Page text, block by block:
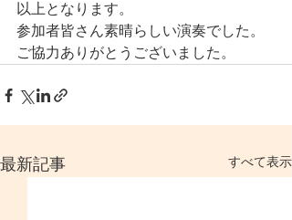
以上となります。
参加者皆さん素晴らしい演奏でした。
ご協力ありがとうございました。
最新記事 すべて表示